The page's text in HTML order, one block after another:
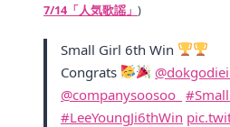
7/14「人気歌謡」 )
Small Girl 6th Win
Congrats
@companysoosoo_
#LeeYoungJi6thWin